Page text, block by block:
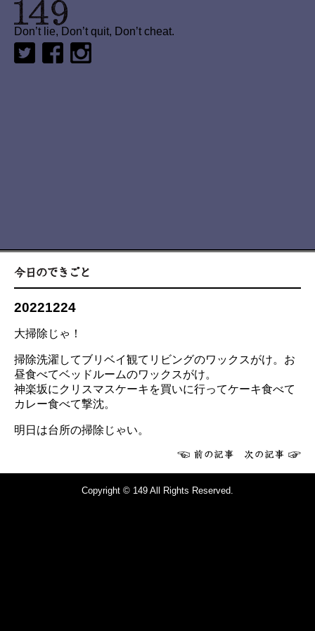
Don’t lie, Don’t quit, Don’t cheat.
20221224
大掃除じゃ！
掃除洗濯してブリベイ観てリビングのワックスがけ。お
昼食べてベッドルームのワックスがけ。
神楽坂にクリスマスケーキを買いに行ってケーキ食べて
カレー食べて撃沈。
明日は台所の掃除じゃい。
Copyright © 149 All Rights Reserved.